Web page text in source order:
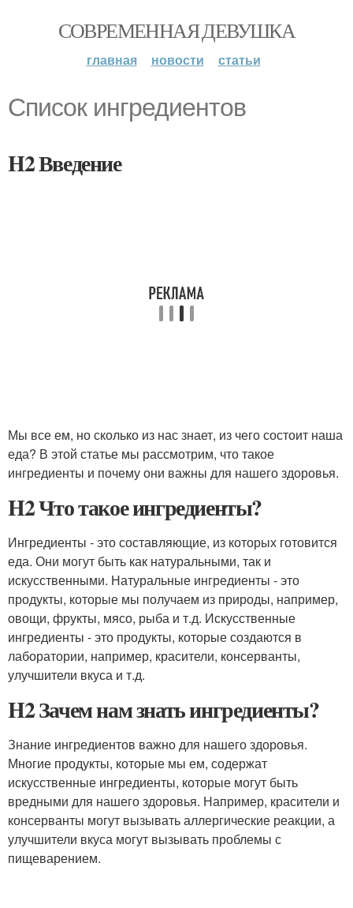
СОВРЕМЕННАЯ ДЕВУШКА
главная новости статьи
Список ингредиентов
H2 Введение
Мы все ем, но сколько из нас знает, из чего состоит наша
еда? В этой статье мы рассмотрим, что такое
ингредиенты и почему они важны для нашего здоровья.
H2 Что такое ингредиенты?
Ингредиенты - это составляющие, из которых готовится
еда. Они могут быть как натуральными, так и
искусственными. Натуральные ингредиенты - это
продукты, которые мы получаем из природы, например,
овощи, фрукты, мясо, рыба и т.д. Искусственные
ингредиенты - это продукты, которые создаются в
лаборатории, например, красители, консерванты,
улучшители вкуса и т.д.
H2 Зачем нам знать ингредиенты?
Знание ингредиентов важно для нашего здоровья.
Многие продукты, которые мы ем, содержат
искусственные ингредиенты, которые могут быть
вредными для нашего здоровья. Например, красители и
консерванты могут вызывать аллергические реакции, а
улучшители вкуса могут вызывать проблемы с
пищеварением.